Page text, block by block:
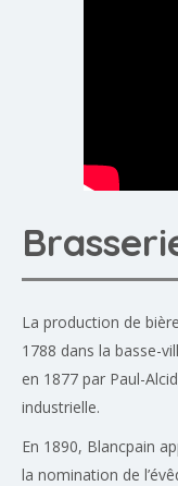
La production de
1788 dans la basse-
en 1877 par Paul-
industrielle.
En 1890, Blancpain
la nomination de